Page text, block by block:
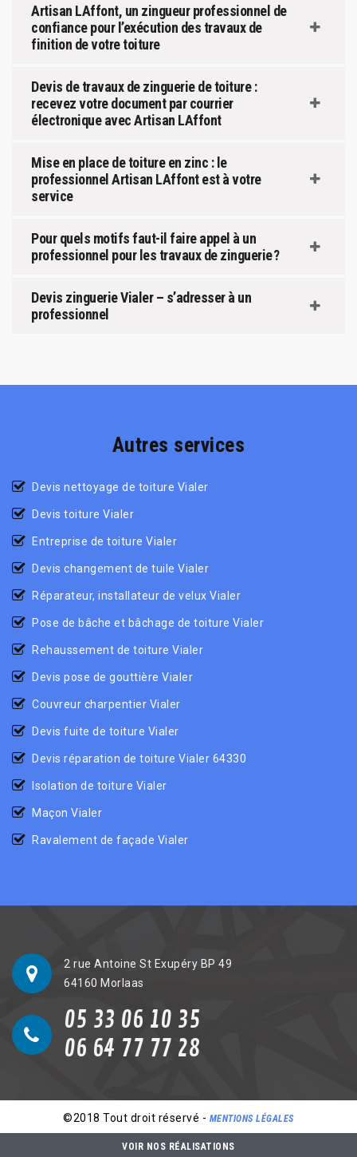
Artisan LAffont, un zingueur professionnel de
confiance pour l’exécution des travaux de
finition de votre toiture
Devis de travaux de zinguerie de toiture :
recevez votre document par courrier
électronique avec Artisan LAffont
Mise en place de toiture en zinc : le
professionnel Artisan LAffont est à votre
service
Pour quels motifs faut-il faire appel à un
professionnel pour les travaux de zinguerie ?
Devis zinguerie Vialer – s’adresser à un
professionnel
Autres services
Devis nettoyage de toiture Vialer
Devis toiture Vialer
Entreprise de toiture Vialer
Devis changement de tuile Vialer
Réparateur, installateur de velux Vialer
Pose de bâche et bâchage de toiture Vialer
Rehaussement de toiture Vialer
Devis pose de gouttière Vialer
Couvreur charpentier Vialer
Devis fuite de toiture Vialer
Devis réparation de toiture Vialer 64330
Isolation de toiture Vialer
Maçon Vialer
Ravalement de façade Vialer
2 rue Antoine St Exupéry BP 49
64160 Morlaas
05 33 06 10 35
06 64 77 77 28
©2018 Tout droit réservé - MENTIONS LÉGALES
VOIR NOS RÉALISATIONS